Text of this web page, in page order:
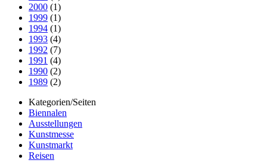
2000 (1)
1999 (1)
1994 (1)
1993 (4)
1992 (7)
1991 (4)
1990 (2)
1989 (2)
Kategorien/Seiten
Biennalen
Ausstellungen
Kunstmesse
Kunstmarkt
Reisen